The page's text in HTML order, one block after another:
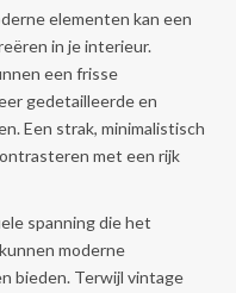
elementen kan een
in je interieur.
een frisse
gedetailleerde en
Een strak, minimalistisch
met een rijk
spanning die het
moderne
bieden. Terwijl vintage